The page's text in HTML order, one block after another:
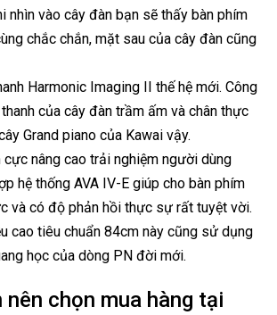
nhìn vào cây đàn bạn sẽ thấy bàn phím
chắc chắn, mặt sau của cây đàn cũng
Harmonic Imaging II thế hệ mới. Công
của cây đàn trầm ấm và chân thực
Grand piano của Kawai vậy.
nâng cao trải nghiệm người dùng
hệ thống AVA IV-E giúp cho bàn phím
và có độ phản hồi thực sự rất tuyệt vời.
cao tiêu chuẩn 84cm này cũng sử dụng
học của dòng PN đời mới.
nên chọn mua hàng tại